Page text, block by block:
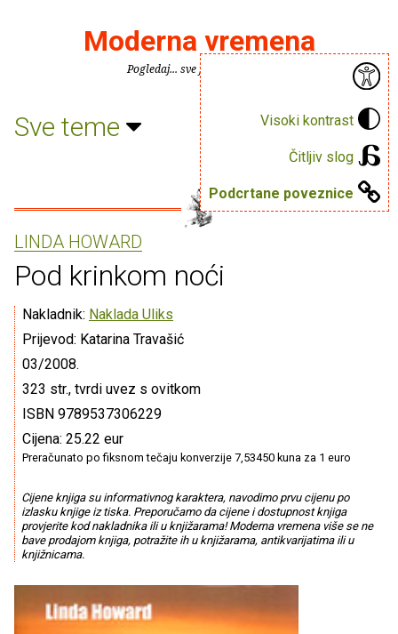
Visoki kontrast
Čitljiv slog
Podcrtane poveznice
Moderna vremena
Pogledaj... sve je puno knjiga.
Sve teme
LINDA HOWARD
Pod krinkom noći
Nakladnik: Naklada Uliks
Prijevod: Katarina Travašić
03/2008.
323 str., tvrdi uvez s ovitkom
ISBN 9789537306229
Cijena: 25.22 eur
Preračunato po fiksnom tečaju konverzije 7,53450 kuna za 1 euro
Cijene knjiga su informativnog karaktera, navodimo prvu cijenu po
izlasku knjige iz tiska. Preporučamo da cijene i dostupnost knjiga
provjerite kod nakladnika ili u knjižarama! Moderna vremena više se ne
bave prodajom knjiga, potražite ih u knjižarama, antikvarijatima ili u
knjižnicama.